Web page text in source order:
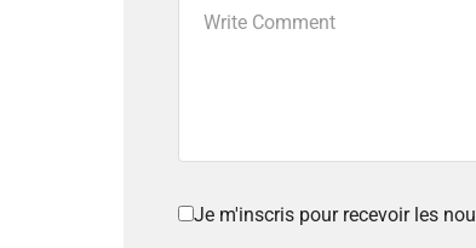
Je m'inscris pour recevoir les